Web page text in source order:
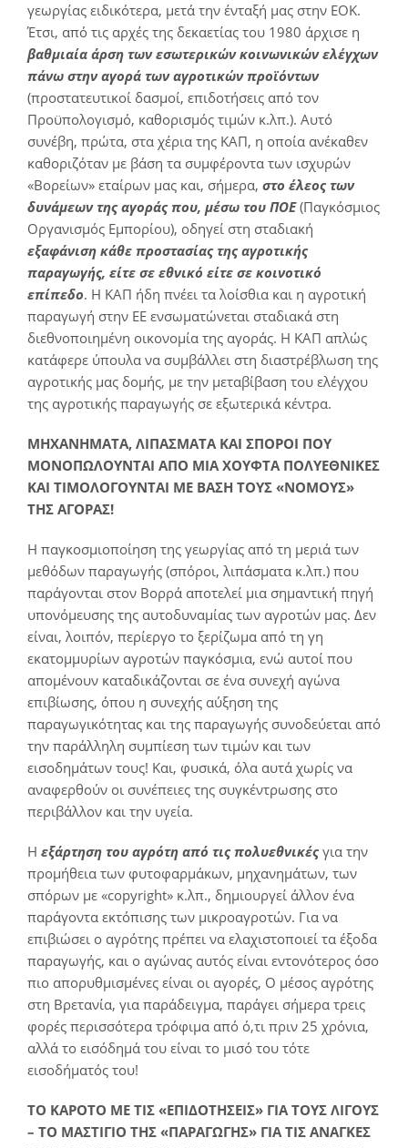
γεωργίας ειδικότερα, μετά την ένταξή μας στην ΕΟΚ.
Έτσι, από τις αρχές της δεκαετίας του 1980 άρχισε η
βαθμιαία άρση των εσωτερικών κοινωνικών ελέγχων
πάνω στην αγορά των αγροτικών προϊόντων
(προστατευτικοί δασμοί, επιδοτήσεις από τον
Προϋπολογισμό, καθορισμός τιμών κ.λπ.). Αυτό
συνέβη, πρώτα, στα χέρια της ΚΑΠ, η οποία ανέκαθεν
καθοριζόταν με βάση τα συμφέροντα των ισχυρών
«Βορείων» εταίρων μας και, σήμερα, στο έλεος των
δυνάμεων της αγοράς που, μέσω του ΠΟΕ(Παγκόσμιος
Οργανισμός Εμπορίου), οδηγεί στη σταδιακή
εξαφάνιση κάθε προστασίας της αγροτικής
παραγωγής, είτε σε εθνικό είτε σε κοινοτικό
επίπεδο. Η ΚΑΠ ήδη πνέει τα λοίσθια και η αγροτική
παραγωγή στην ΕΕ ενσωματώνεται σταδιακά στη
διεθνοποιημένη οικονομία της αγοράς. Η ΚΑΠ απλώς
κατάφερε ύπουλα να συμβάλλει στη διαστρέβλωση της
αγροτικής μας δομής, με την μεταβίβαση του ελέγχου
της αγροτικής παραγωγής σε εξωτερικά κέντρα.
ΜΗΧΑΝΗΜΑΤΑ, ΛΙΠΑΣΜΑΤΑ ΚΑΙ ΣΠΟΡΟΙ ΠΟΥ
ΜΟΝΟΠΩΛΟΥΝΤΑΙ ΑΠΟ ΜΙΑ ΧΟΥΦΤΑ ΠΟΛΥΕΘΝΙΚΕΣ
ΚΑΙ ΤΙΜΟΛΟΓΟΥΝΤΑΙ ΜΕ ΒΑΣΗ ΤΟΥΣ «ΝΟΜΟΥΣ»
ΤΗΣ ΑΓΟΡΑΣ!
Η παγκοσμιοποίηση της γεωργίας από τη μεριά των
μεθόδων παραγωγής (σπόροι, λιπάσματα κ.λπ.) που
παράγονται στον Βορρά αποτελεί μια σημαντική πηγή
υπονόμευσης της αυτοδυναμίας των αγροτών μας. Δεν
είναι, λοιπόν, περίεργο το ξερίζωμα από τη γη
εκατομμυρίων αγροτών παγκόσμια, ενώ αυτοί που
απομένουν καταδικάζονται σε ένα συνεχή αγώνα
επιβίωσης, όπου η συνεχής αύξηση της
παραγωγικότητας και της παραγωγής συνοδεύεται από
την παράλληλη συμπίεση των τιμών και των
εισοδημάτων τους! Και, φυσικά, όλα αυτά χωρίς να
αναφερθούν οι συνέπειες της συγκέντρωσης στο
περιβάλλον και την υγεία.
Η εξάρτηση του αγρότη από τις πολυεθνικέςγια την
προμήθεια των φυτοφαρμάκων, μηχανημάτων, των
σπόρων με «copyright» κ.λπ., δημιουργεί άλλον ένα
παράγοντα εκτόπισης των μικροαγροτών. Για να
επιβιώσει ο αγρότης πρέπει να ελαχιστοποιεί τα έξοδα
παραγωγής, και ο αγώνας αυτός είναι εντονότερος όσο
πιο απορυθμισμένες είναι οι αγορές, Ο μέσος αγρότης
στη Βρετανία, για παράδειγμα, παράγει σήμερα τρεις
φορές περισσότερα τρόφιμα από ό,τι πριν 25 χρόνια,
αλλά το εισόδημά του είναι το μισό του τότε
εισοδήματός του!
ΤΟ ΚΑΡΟΤΟ ΜΕ ΤΙΣ «ΕΠΙΔΟΤΗΣΕΙΣ» ΓΙΑ ΤΟΥΣ ΛΙΓΟΥΣ
– ΤΟ ΜΑΣΤΙΓΙΟ ΤΗΣ «ΠΑΡΑΓΩΓΗΣ» ΓΙΑ ΤΙΣ ΑΝΑΓΚΕΣ